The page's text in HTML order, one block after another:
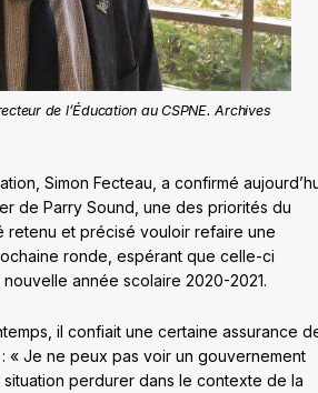
de l’Éducation au CSPNE. Archives
Simon Fecteau, a confirmé
de Parry Sound, une des priorités du
retenu et précisé vouloir refaire une
ronde, espérant que celle-ci
année scolaire 2020-2021.
il confiait une certaine assurance
« Je ne peux pas voir un gouvernement
situation perdurer dans le contexte de la